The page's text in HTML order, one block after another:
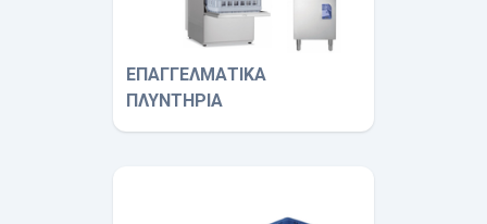
ΕΠΑΓΓΕΛΜΑΤΙΚΑ
ΠΛΥΝΤΗΡΙΑ